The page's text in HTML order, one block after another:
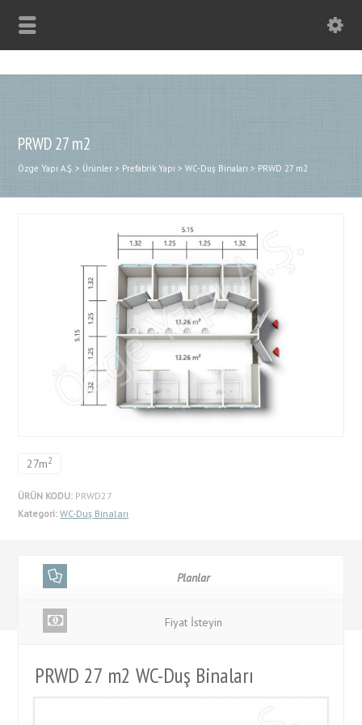
PRWD 27 m2
Özge Yapı A.Ş.> Ürünler > Prefabrik Yapı >WC-Duş Binaları > PRWD 27 m2
27m2
ÜRÜN KODU: PRWD27
Kategori: WC-Duş Binaları
Planlar
Fiyat İsteyin
PRWD 27 m2 WC-Duş Binaları